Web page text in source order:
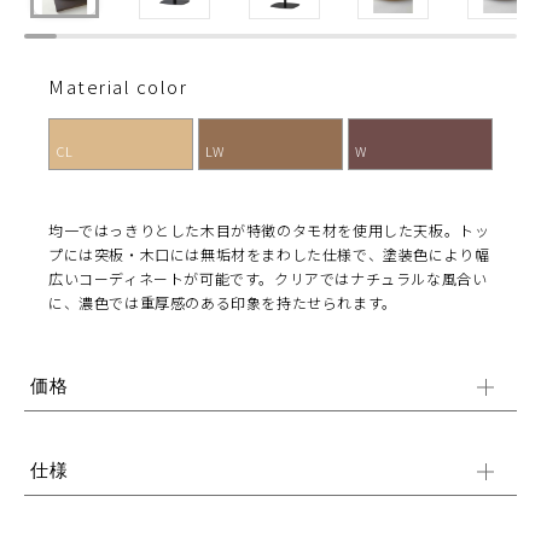
Material color
CL LW W
均一ではっきりとした木目が特徴のタモ材を使用した天板。トッ
プには突板・木口には無垢材をまわした仕様で、塗装色により幅
広いコーディネートが可能です。クリアではナチュラルな風合い
に、濃色では重厚感のある印象を持たせられます。
価格
仕様